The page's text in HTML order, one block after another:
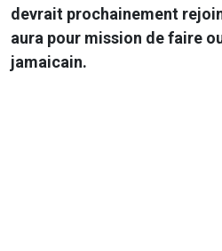
devrait prochainement
aura pour mission de faire
jamaicain.